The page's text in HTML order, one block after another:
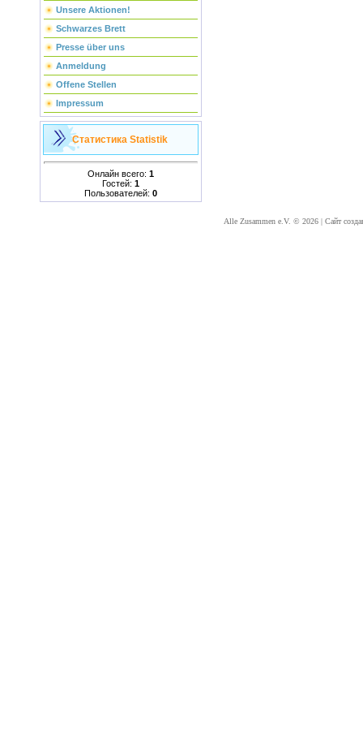
Unsere Aktionen!
Schwarzes Brett
Presse über uns
Anmeldung
Offene Stellen
Impressum
Статистика Statistik
Онлайн всего: 1
Гостей: 1
Пользователей: 0
Alle Zusammen e.V. © 2026 | Сайт